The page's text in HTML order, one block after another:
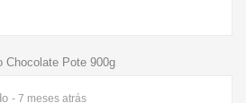
Chocolate Pote 900g
- 7 meses atrás